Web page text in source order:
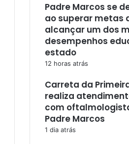
Padre Marcos se
ao superar metas
alcançar um dos
desempenhos
estado
12 horas atrás
Carreta da
realiza
com
Padre Marcos
1 dia atrás